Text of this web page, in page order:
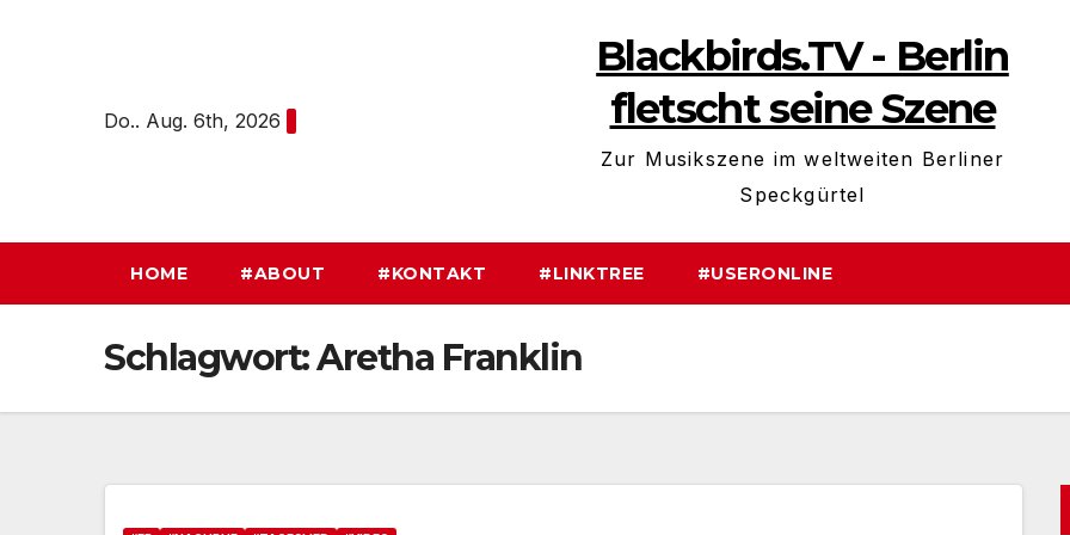
Do.. Aug. 6th, 2026
Blackbirds.TV - Berlin
fletscht seine Szene
Zur Musikszene im weltweiten Berliner
Speckgürtel
HOME #ABOUT #KONTAKT #LINKTREE #USERONLINE
Schlagwort:Aretha Franklin